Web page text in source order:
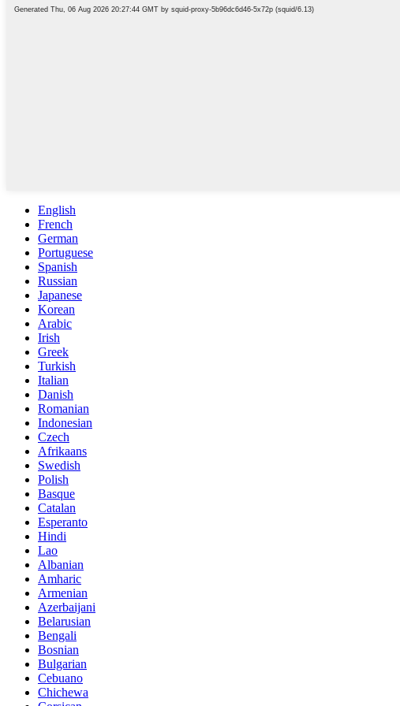
English
French
German
Portuguese
Spanish
Russian
Japanese
Korean
Arabic
Irish
Greek
Turkish
Italian
Danish
Romanian
Indonesian
Czech
Afrikaans
Swedish
Polish
Basque
Catalan
Esperanto
Hindi
Lao
Albanian
Amharic
Armenian
Azerbaijani
Belarusian
Bengali
Bosnian
Bulgarian
Cebuano
Chichewa